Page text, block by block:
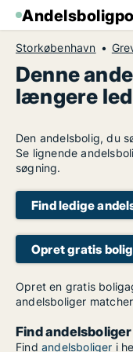
Storkøbenhavn
Denne
længere
Den andelsbolig, du
Se lignende
søgning.
Find ledige
Opret gratis
Opret en gratis
andelsboliger
Find
Find andelsboliger i